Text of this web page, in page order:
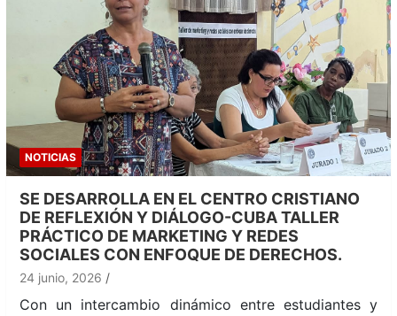
NOTICIAS
SE DESARROLLA EN EL CENTRO CRISTIANO
DE REFLEXIÓN Y DIÁLOGO-CUBA TALLER
PRÁCTICO DE MARKETING Y REDES
SOCIALES CON ENFOQUE DE DERECHOS.
24 junio, 2026
Con un intercambio dinámico entre estudiantes y